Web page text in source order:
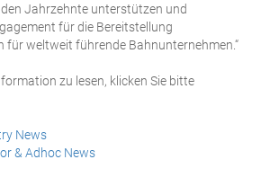
Jahrzehnte unterstützen und
für die Bereitstellung
für weltweit führende Bahnunternehmen.“
zu lesen, klicken Sie bitte
News
& Adhoc News